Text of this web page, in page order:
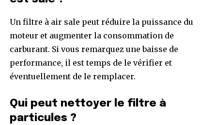
Un filtre à air sale peut réduire la puissance du
moteur et augmenter la consommation de
carburant. Si vous remarquez une baisse de
performance, il est temps de le vérifier et
éventuellement de le remplacer.
Qui peut nettoyer le filtre à
particules ?